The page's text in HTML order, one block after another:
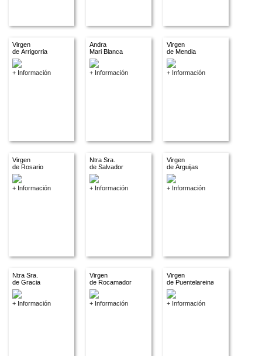
Virgen
de Arrigorria
+ Información
Andra
Mari Blanca
+ Información
Virgen
de Mendia
+ Información
Virgen
de Rosario
+ Información
Ntra Sra.
de Salvador
+ Información
Virgen
de Arguijas
+ Información
Ntra Sra.
de Gracia
+ Información
Virgen
de Rocamador
+ Información
Virgen
de Puentelareina
+ Información